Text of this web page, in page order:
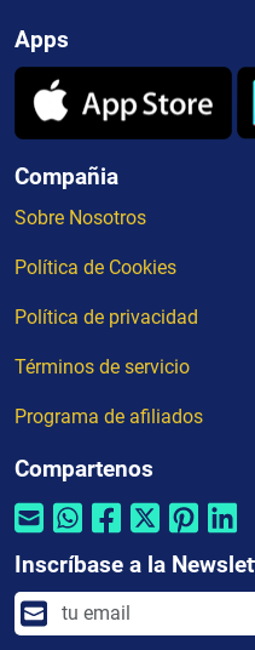
Apps
Compañia
Sobre Nosotros
Política de Cookies
Política de privacidad
Términos de servicio
Programa de afiliados
Compartenos
Inscríbase a la